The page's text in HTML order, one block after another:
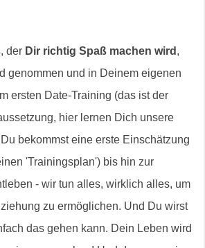
der Dir richtig Spaß machen wird ,
genommen und in Deinem eigenen
ersten Date-Training (das ist der
hier lernen Dich unsere
bekommst eine erste Einschätzung
'Trainingsplan') bis hin zur
- wir tun alles, wirklich alles, um
zu ermöglichen. Und Du wirst
das gehen kann. Dein Leben wird